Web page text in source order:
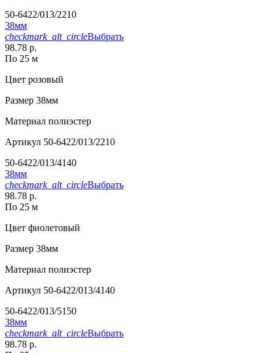
50-6422/013/2210
38мм
checkmark_alt_circleВыбрать
98.78 р.
По 25 м
Цвет розовый
Размер 38мм
Материал полиэстер
Артикул 50-6422/013/2210
50-6422/013/4140
38мм
checkmark_alt_circleВыбрать
98.78 р.
По 25 м
Цвет фиолетовый
Размер 38мм
Материал полиэстер
Артикул 50-6422/013/4140
50-6422/013/5150
38мм
checkmark_alt_circleВыбрать
98.78 р.